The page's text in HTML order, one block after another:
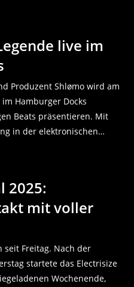
live im
Produzent Shlømo wird am
Hamburger Docks
Beats präsentieren. Mit
in der elektronischen…
2025:
mit voller
seit Freitag. Nach der
startete das Electrisize
Wochenende,